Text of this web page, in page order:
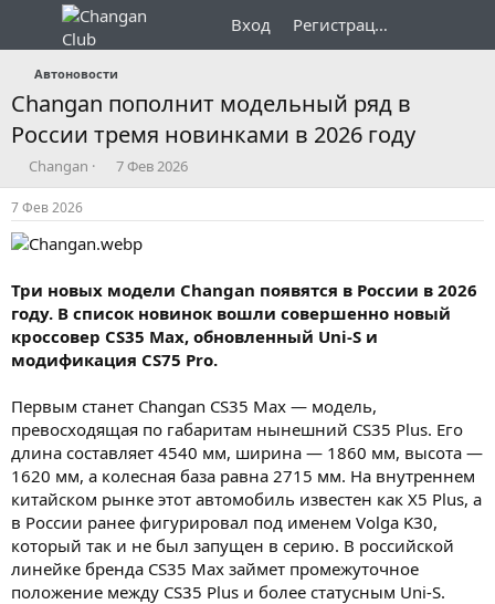
Вход Регистрация
Автоновости
Changan пополнит модельный ряд в
России тремя новинками в 2026 году
А
в
т
о
р
е
ы
Changan
Д
а
а
н
ч
л
а
7 Фев 2026
7 Фев 2026
Три новых модели Changan появятся в России в 2026
году. В список новинок вошли совершенно новый
кроссовер CS35 Max, обновленный Uni-S и
модификация CS75 Pro.
Первым станет Changan CS35 Max — модель,
превосходящая по габаритам нынешний CS35 Plus. Его
длина составляет 4540 мм, ширина — 1860 мм, высота —
1620 мм, а колесная база равна 2715 мм. На внутреннем
китайском рынке этот автомобиль известен как X5 Plus, а
в России ранее фигурировал под именем Volga K30,
который так и не был запущен в серию. В российской
линейке бренда CS35 Max займет промежуточное
положение между CS35 Plus и более статусным Uni-S.